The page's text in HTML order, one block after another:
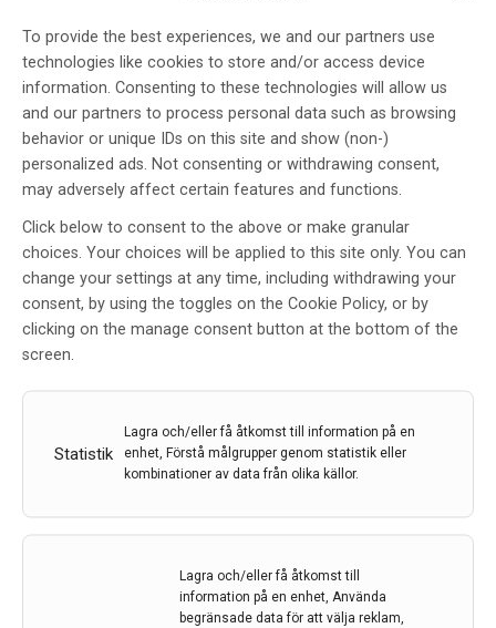
To provide the best experiences, we and our partners use
technologies like cookies to store and/or access device
information. Consenting to these technologies will allow us
and our partners to process personal data such as browsing
behavior or unique IDs on this site and show (non-)
personalized ads. Not consenting or withdrawing consent,
may adversely affect certain features and functions.
Click below to consent to the above or make granular
choices. Your choices will be applied to this site only. You can
change your settings at any time, including withdrawing your
consent, by using the toggles on the Cookie Policy, or by
clicking on the manage consent button at the bottom of the
screen.
Statistik
Lagra och/eller få åtkomst till information på en
enhet, Förstå målgrupper genom statistik eller
kombinationer av data från olika källor.
Lagra och/eller få åtkomst till
information på en enhet, Använda
begränsade data för att välja reklam,
Göteborgs
universitety
Avgörande fynd ger hopp om
snabbare och bättre
återhämtning efter stroke
återhämtning efter stroke,Göteborgs
universitety ,Stroke
som med stor framgång prövats i en internationell
studie ledd från Göteborgs universitet.